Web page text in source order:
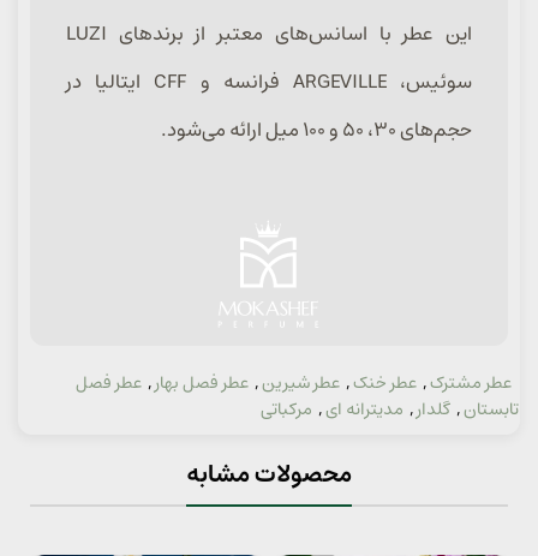
این عطر با اسانس‌های معتبر از برندهای LUZI
سوئیس، ARGEVILLE فرانسه و CFF ایتالیا در
حجم‌های ۳۰، ۵۰ و ۱۰۰ میل ارائه می‌شود.
عطر مشترک, عطر خنک, عطر شیرین, عطر فصل بهار, عطر فصل
تابستان, گلدار, مدیترانه ای, مرکباتی
محصولات مشابه